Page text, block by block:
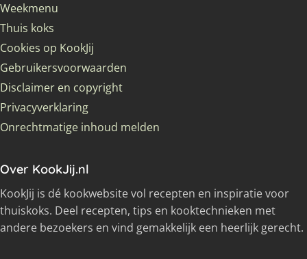
Weekmenu
Thuis koks
Cookies op KookJij
Gebruikersvoorwaarden
Disclaimer en copyright
Privacyverklaring
Onrechtmatige inhoud melden
Over KookJij.nl
KookJij is dé kookwebsite vol recepten en inspiratie voor
thuiskoks. Deel recepten, tips en kooktechnieken met
andere bezoekers en vind gemakkelijk een heerlijk gerecht.